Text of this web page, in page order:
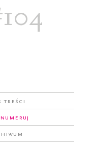
treści